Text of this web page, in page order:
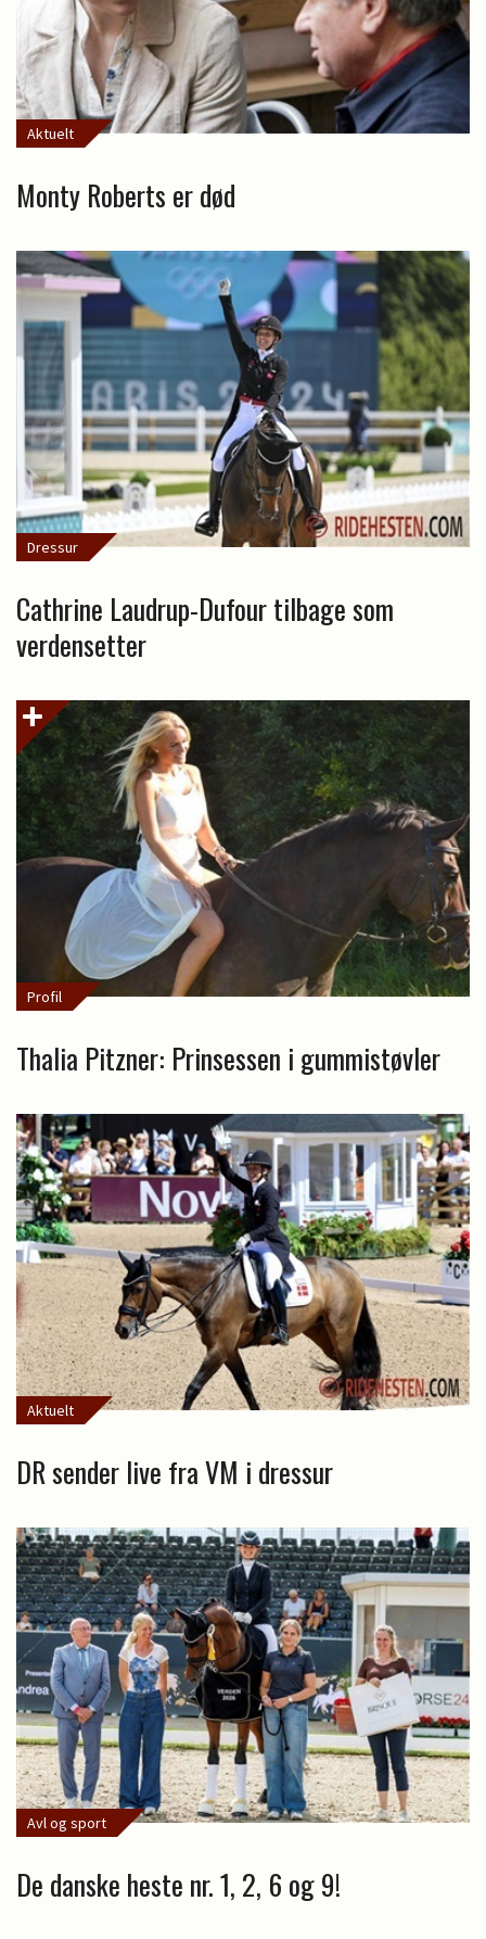
Aktuelt
Monty Roberts er død
Dressur
Cathrine Laudrup-Dufour tilbage som
verdensetter
Profil
Thalia Pitzner: Prinsessen i gummistøvler
Aktuelt
DR sender live fra VM i dressur
Avl og sport
De danske heste nr. 1, 2, 6 og 9!